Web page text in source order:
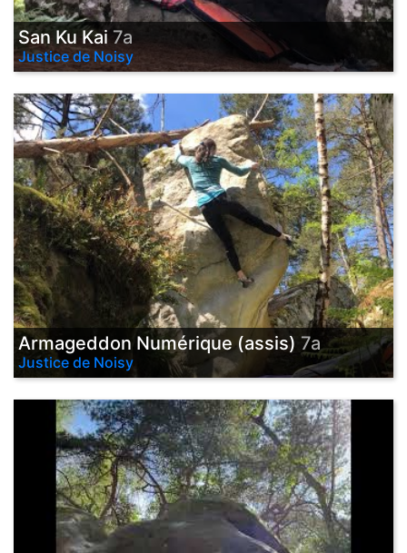
San Ku Kai 7a
Justice de Noisy
Armageddon Numérique (assis) 7a
Justice de Noisy